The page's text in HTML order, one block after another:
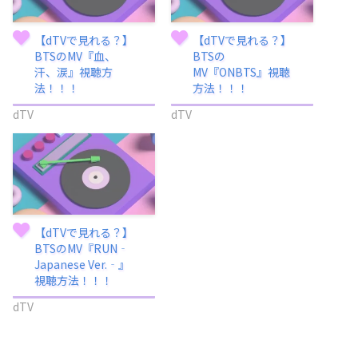
【dTVで見れる？】
BTSのMV『血、
汗、涙』視聴方
法！！！
dTV
【dTVで見れる？】
BTSの
MV『ONBTS』視聴
方法！！！
dTV
【dTVで見れる？】
BTSのMV『RUN‐
Japanese Ver.‐』
視聴方法！！！
dTV